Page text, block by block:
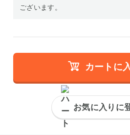
ございます。
カートに
お気に入りに